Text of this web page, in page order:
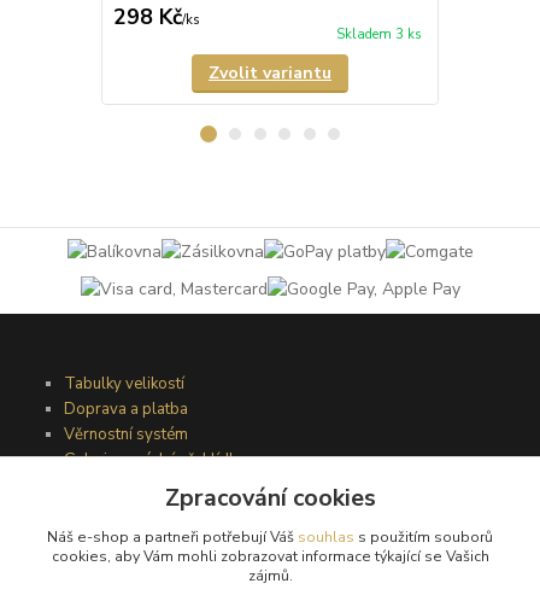
298 Kč/ks
Skladem 3 ks
Zvolit variantu
Tabulky velikostí
Doprava a platba
Věrnostní systém
Galerie - módní přehlídky
Podmínky užití webového rozhraní
Obchodní podmínky
Zpracování cookies
Náš e-shop a partneři potřebují Váš souhlas s použitím souborů
cookies, aby Vám mohli zobrazovat informace týkající se Vašich
zájmů.